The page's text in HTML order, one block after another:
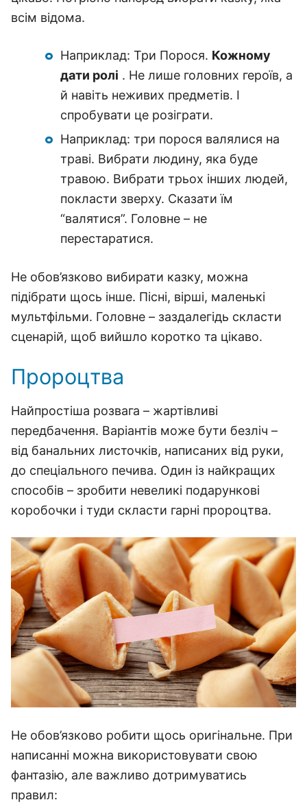
всім відома.
Наприклад: Три Порося. Кожному
дати ролі . Не лише головних героїв, а
й навіть неживих предметів. І
спробувати це розіграти.
Наприклад: три порося валялися на
траві. Вибрати людину, яка буде
травою. Вибрати трьох інших людей,
покласти зверху. Сказати їм
“валятися”. Головне – не
перестаратися.
Не обов’язково вибирати казку, можна
підібрати щось інше. Пісні, вірші, маленькі
мультфільми. Головне – заздалегідь скласти
сценарій, щоб вийшло коротко та цікаво.
Пророцтва
Найпростіша розвага – жартівливі
передбачення. Варіантів може бути безліч –
від банальних листочків, написаних від руки,
до спеціального печива. Один із найкращих
способів – зробити невеликі подарункові
коробочки і туди скласти гарні пророцтва.
Не обов’язково робити щось оригінальне. При
написанні можна використовувати свою
фантазію, але важливо дотримуватись
правил: